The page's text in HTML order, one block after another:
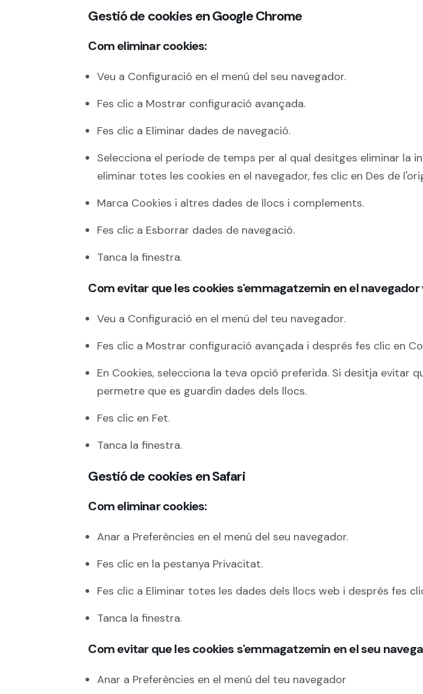
Gestió de cookies en Google Chrome
Com eliminar cookies:
Veu a Configuració en el menú del seu navegador.
Fes clic a Mostrar configuració avançada.
Fes clic a Eliminar dades de navegació.
Selecciona el període de temps per al qual desitges eliminar la
eliminar totes les cookies en el navegador, fes clic en Des de
Marca Cookies i altres dades de llocs i complements.
Fes clic a Esborrar dades de navegació.
Tanca la finestra.
Com evitar que les cookies s'emmagatzemin en el navegador
Veu a Configuració en el menú del teu navegador.
Fes clic a Mostrar configuració avançada i després fes clic en
En Cookies, selecciona la teva opció preferida. Si desitja evitar
permetre que es guardin dades dels llocs.
Fes clic en Fet.
Tanca la finestra.
Gestió de cookies en Safari
Com eliminar cookies:
Anar a Preferències en el menú del seu navegador.
Fes clic en la pestanya Privacitat.
Fes clic a Eliminar totes les dades dels llocs web i després fes
Tanca la finestra.
Com evitar que les cookies s'emmagatzemin en el seu
Anar a Preferències en el menú del teu navegador